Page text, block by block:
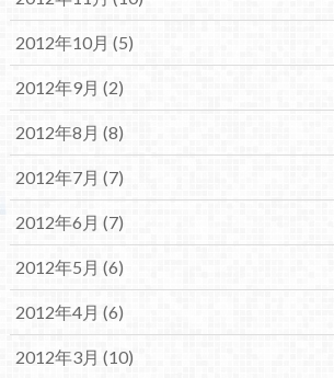
2012年10月 (5)
2012年9月 (2)
2012年8月 (8)
2012年7月 (7)
2012年6月 (7)
2012年5月 (6)
2012年4月 (6)
2012年3月 (10)